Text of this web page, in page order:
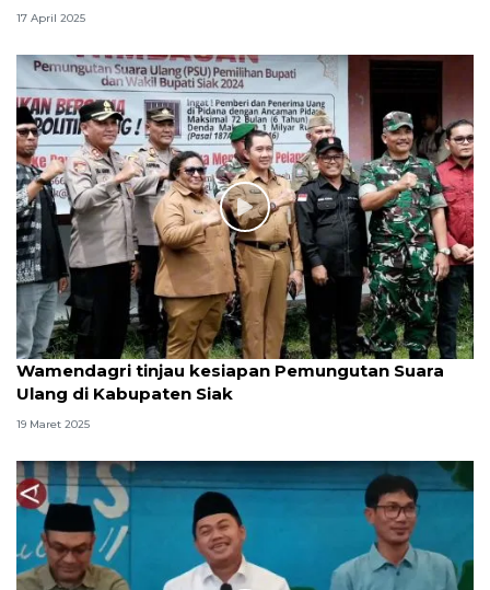
17 April 2025
Wamendagri tinjau kesiapan Pemungutan Suara
Ulang di Kabupaten Siak
19 Maret 2025